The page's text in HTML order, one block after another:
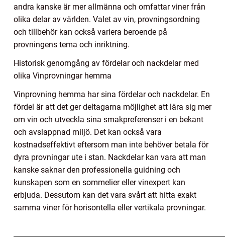
andra kanske är mer allmänna och omfattar viner från
olika delar av världen. Valet av vin, provningsordning
och tillbehör kan också variera beroende på
provningens tema och inriktning.
Historisk genomgång av fördelar och nackdelar med
olika Vinprovningar hemma
Vinprovning hemma har sina fördelar och nackdelar. En
fördel är att det ger deltagarna möjlighet att lära sig mer
om vin och utveckla sina smakpreferenser i en bekant
och avslappnad miljö. Det kan också vara
kostnadseffektivt eftersom man inte behöver betala för
dyra provningar ute i stan. Nackdelar kan vara att man
kanske saknar den professionella guidning och
kunskapen som en sommelier eller vinexpert kan
erbjuda. Dessutom kan det vara svårt att hitta exakt
samma viner för horisontella eller vertikala provningar.